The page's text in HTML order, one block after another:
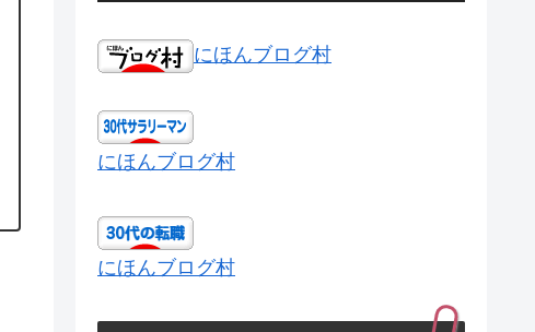
にほんブログ村
にほんブログ村
にほんブログ村